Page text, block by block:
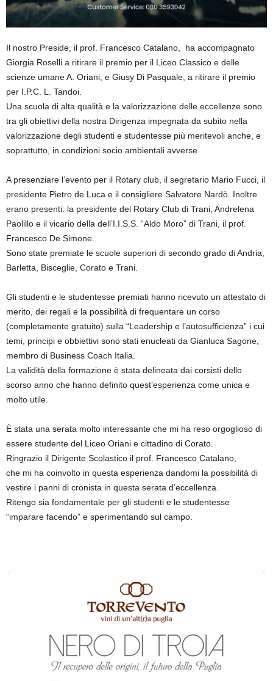
Il nostro Preside, il prof. Francesco Catalano, ha accompagnato
Giorgia Roselli a ritirare il premio per il Liceo Classico e delle
scienze umane A. Oriani, e Giusy Di Pasquale, a ritirare il premio
per I.P.C. L. Tandoi.
Una scuola di alta qualità e la valorizzazione delle eccellenze sono
tra gli obiettivi della nostra Dirigenza impegnata da subito nella
valorizzazione degli studenti e studentesse più meritevoli anche, e
soprattutto, in condizioni socio ambientali avverse.
A presenziare l’evento per il Rotary club, il segretario Mario Fucci, il
presidente Pietro de Luca e il consigliere Salvatore Nardò. Inoltre
erano presenti: la presidente del Rotary Club di Trani, Andrelena
Paolillo e il vicario della dell’I.I.S.S. “Aldo Moro” di Trani, il prof.
Francesco De Simone.
Sono state premiate le scuole superiori di secondo grado di Andria,
Barletta, Bisceglie, Corato e Trani.
Gli studenti e le studentesse premiati hanno ricevuto un attestato di
merito, dei regali e la possibilità di frequentare un corso
(completamente gratuito) sulla “Leadership e l’autosufficienza” i cui
temi, principi e obbiettivi sono stati enucleati da Gianluca Sagone,
membro di Business Coach Italia.
La validità della formazione è stata delineata dai corsisti dello
scorso anno che hanno definito quest’esperienza come unica e
molto utile.
È stata una serata molto interessante che mi ha reso orgoglioso di
essere studente del Liceo Oriani e cittadino di Corato.
Ringrazio il Dirigente Scolastico il prof. Francesco Catalano,
che mi ha coinvolto in questa esperienza dandomi la possibilità di
vestire i panni di cronista in questa serata d’eccellenza.
Ritengo sia fondamentale per gli studenti e le studentesse
“imparare facendo” e sperimentando sul campo.